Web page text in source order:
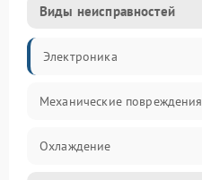
Виды неисправностей
Электроника
Механические повреждения
Охлаждение